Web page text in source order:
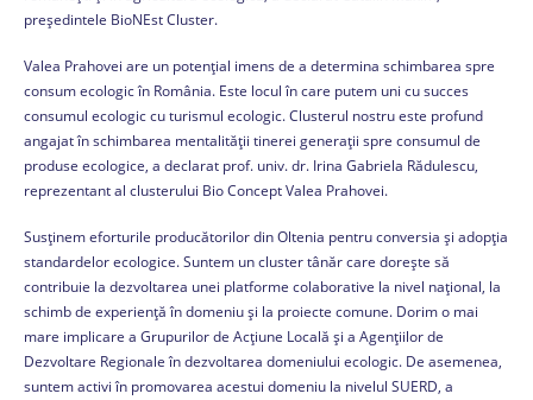
președintele BioNEst Cluster.
Valea Prahovei are un potențial imens de a determina schimbarea spre
consum ecologic în România. Este locul în care putem uni cu succes
consumul ecologic cu turismul ecologic. Clusterul nostru este profund
angajat în schimbarea mentalității tinerei generații spre consumul de
produse ecologice, a declarat prof. univ. dr. Irina Gabriela Rădulescu,
reprezentant al clusterului Bio Concept Valea Prahovei.
Susținem eforturile producătorilor din Oltenia pentru conversia și adopția
standardelor ecologice. Suntem un cluster tânăr care dorește să
contribuie la dezvoltarea unei platforme colaborative la nivel național, la
schimb de experiență în domeniu și la proiecte comune. Dorim o mai
mare implicare a Grupurilor de Acțiune Locală și a Agențiilor de
Dezvoltare Regionale în dezvoltarea domeniului ecologic. De asemenea,
suntem activi în promovarea acestui domeniu la nivelul SUERD, a